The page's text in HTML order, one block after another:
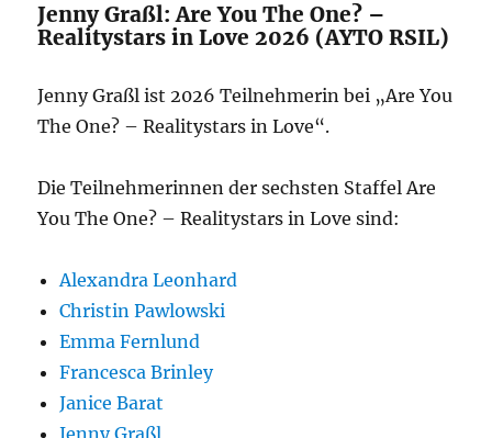
Jenny Graßl: Are You The One? –
Realitystars in Love 2026 (AYTO RSIL)
Jenny Graßl ist 2026 Teilnehmerin bei „Are You
The One? – Realitystars in Love“.
Die Teilnehmerinnen der sechsten Staffel Are
You The One? – Realitystars in Love sind:
Alexandra Leonhard
Christin Pawlowski
Emma Fernlund
Francesca Brinley
Janice Barat
Jenny Graßl